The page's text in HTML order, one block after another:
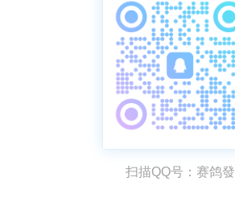
扫描QQ号：赛鸽發